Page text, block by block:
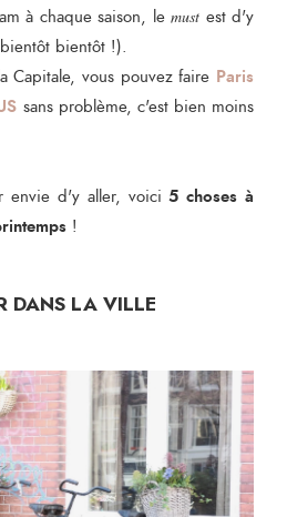
à chaque saison, le must est d'y
bientôt !).
Capitale, vous pouvez faire Paris
sans problème, c'est bien moins
envie d'y aller, voici5 choses à
!
DANS LA VILLE